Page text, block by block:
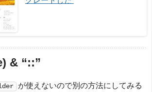
& “::”
が使えないので別の方法にしてみる